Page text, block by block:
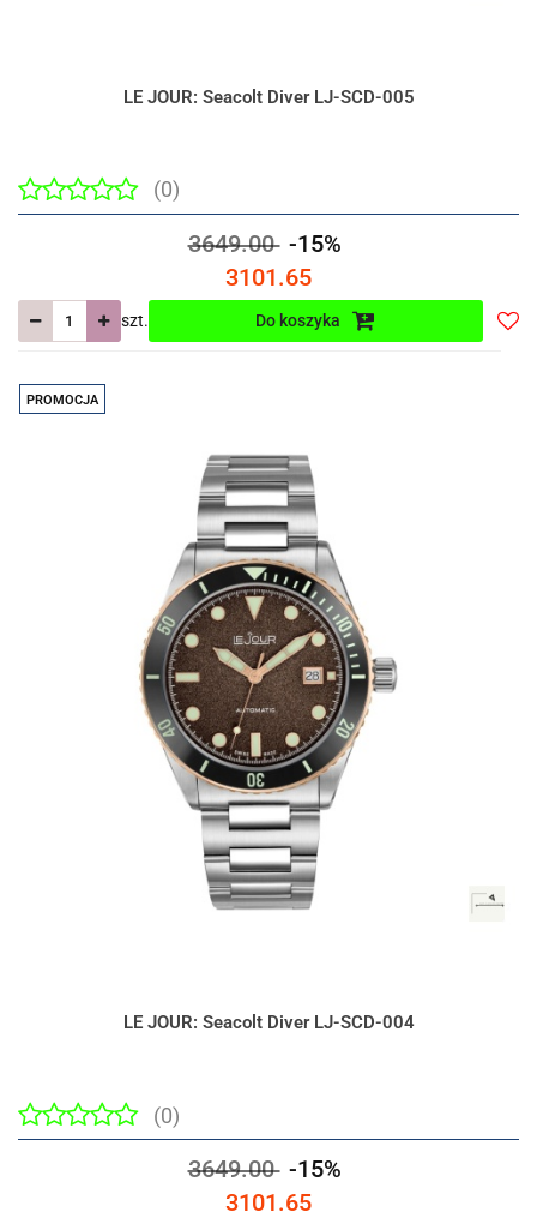
LE JOUR: Seacolt Diver LJ-SCD-005
(0)
3649.00 -15%
3101.65
szt. Do koszyka
PROMOCJA
LE JOUR: Seacolt Diver LJ-SCD-004
(0)
3649.00 -15%
3101.65